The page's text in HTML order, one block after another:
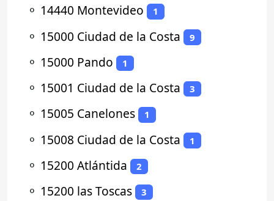
⚬ 14440 Montevideo 1
⚬ 15000 Ciudad de la Costa 9
⚬ 15000 Pando 1
⚬ 15001 Ciudad de la Costa 3
⚬ 15005 Canelones 1
⚬ 15008 Ciudad de la Costa 1
⚬ 15200 Atlántida 2
⚬ 15200 las Toscas 3